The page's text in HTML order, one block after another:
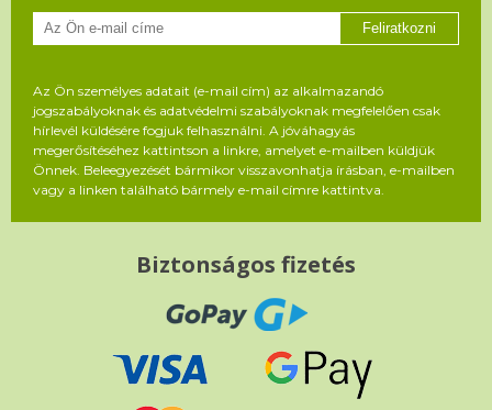
Feliratkozni
Az Ön személyes adatait (e-mail cím) az alkalmazandó
jogszabályoknak és adatvédelmi szabályoknak megfelelően csak
hírlevél küldésére fogjuk felhasználni. A jóváhagyás
megerősítéséhez kattintson a linkre, amelyet e-mailben küldjük
Önnek. Beleegyezését bármikor visszavonhatja írásban, e-mailben
vagy a linken található bármely e-mail címre kattintva.
Biztonságos fizetés